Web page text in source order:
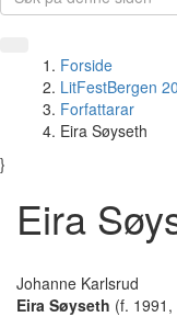
Forside
LitFestBergen
Forfattarar
Eira Søyseth
}
Eira
Johanne Karlsrud
Eira Søyseth (f.